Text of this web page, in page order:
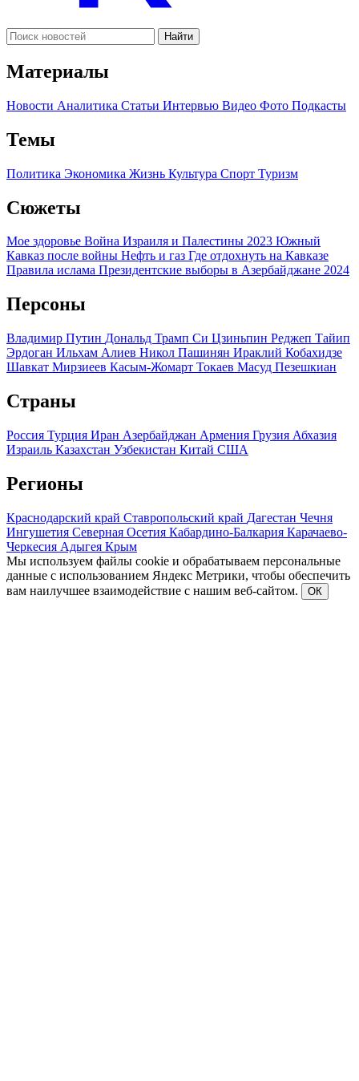
Найти
Материалы
Новости Аналитика Статьи Интервью Видео Фото Подкасты
Темы
Политика Экономика Жизнь Культура Спорт Туризм
Сюжеты
Мое здоровье Война Израиля и Палестины 2023 Южный
Кавказ после войны Нефть и газ Где отдохнуть на Кавказе
Правила ислама Президентские выборы в Азербайджане 2024
Персоны
Владимир Путин Дональд Трамп Си Цзиньпин Реджеп Тайип
Эрдоган Ильхам Алиев Никол Пашинян Ираклий Кобахидзе
Шавкат Мирзиеев Касым-Жомарт Токаев Масуд Пезешкиан
Страны
Россия Турция Иран Азербайджан Армения Грузия Абхазия
Израиль Казахстан Узбекистан Китай США
Регионы
Краснодарский край Ставропольский край Дагестан Чечня
Ингушетия Северная Осетия Кабардино-Балкария Карачаево-
Черкесия Адыгея Крым
Мы используем файлы cookie и обрабатываем персональные
данные с использованием Яндекс Метрики, чтобы обеспечить
вам наилучшее взаимодействие с нашим веб-сайтом.
ОК